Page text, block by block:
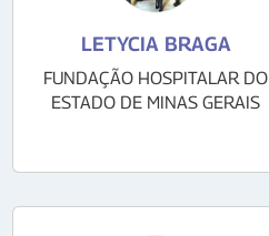
LETYCIA BRAGA
FUNDAÇÃO HOSPITALAR DO
ESTADO DE MINAS GERAIS